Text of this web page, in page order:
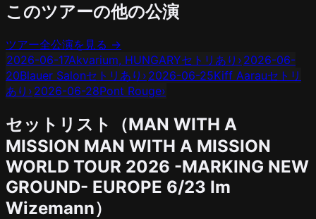
このツアーの他の公演
ツアー全公演を見る →
2026-06-17Akvarium, HUNGARYセトリあり › 2026-06-
20Blauer Salonセトリあり › 2026-06-25Kiff Aarauセトリ
あり › 2026-06-28Pont Rouge›
セットリスト（MAN WITH A
MISSION MAN WITH A MISSION
WORLD TOUR 2026 -MARKING NEW
GROUND- EUROPE 6/23 Im
Wizemann）